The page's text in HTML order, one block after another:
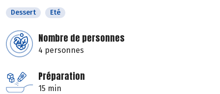
Dessert Eté
Nombre de personnes
4 personnes
Préparation
15 min